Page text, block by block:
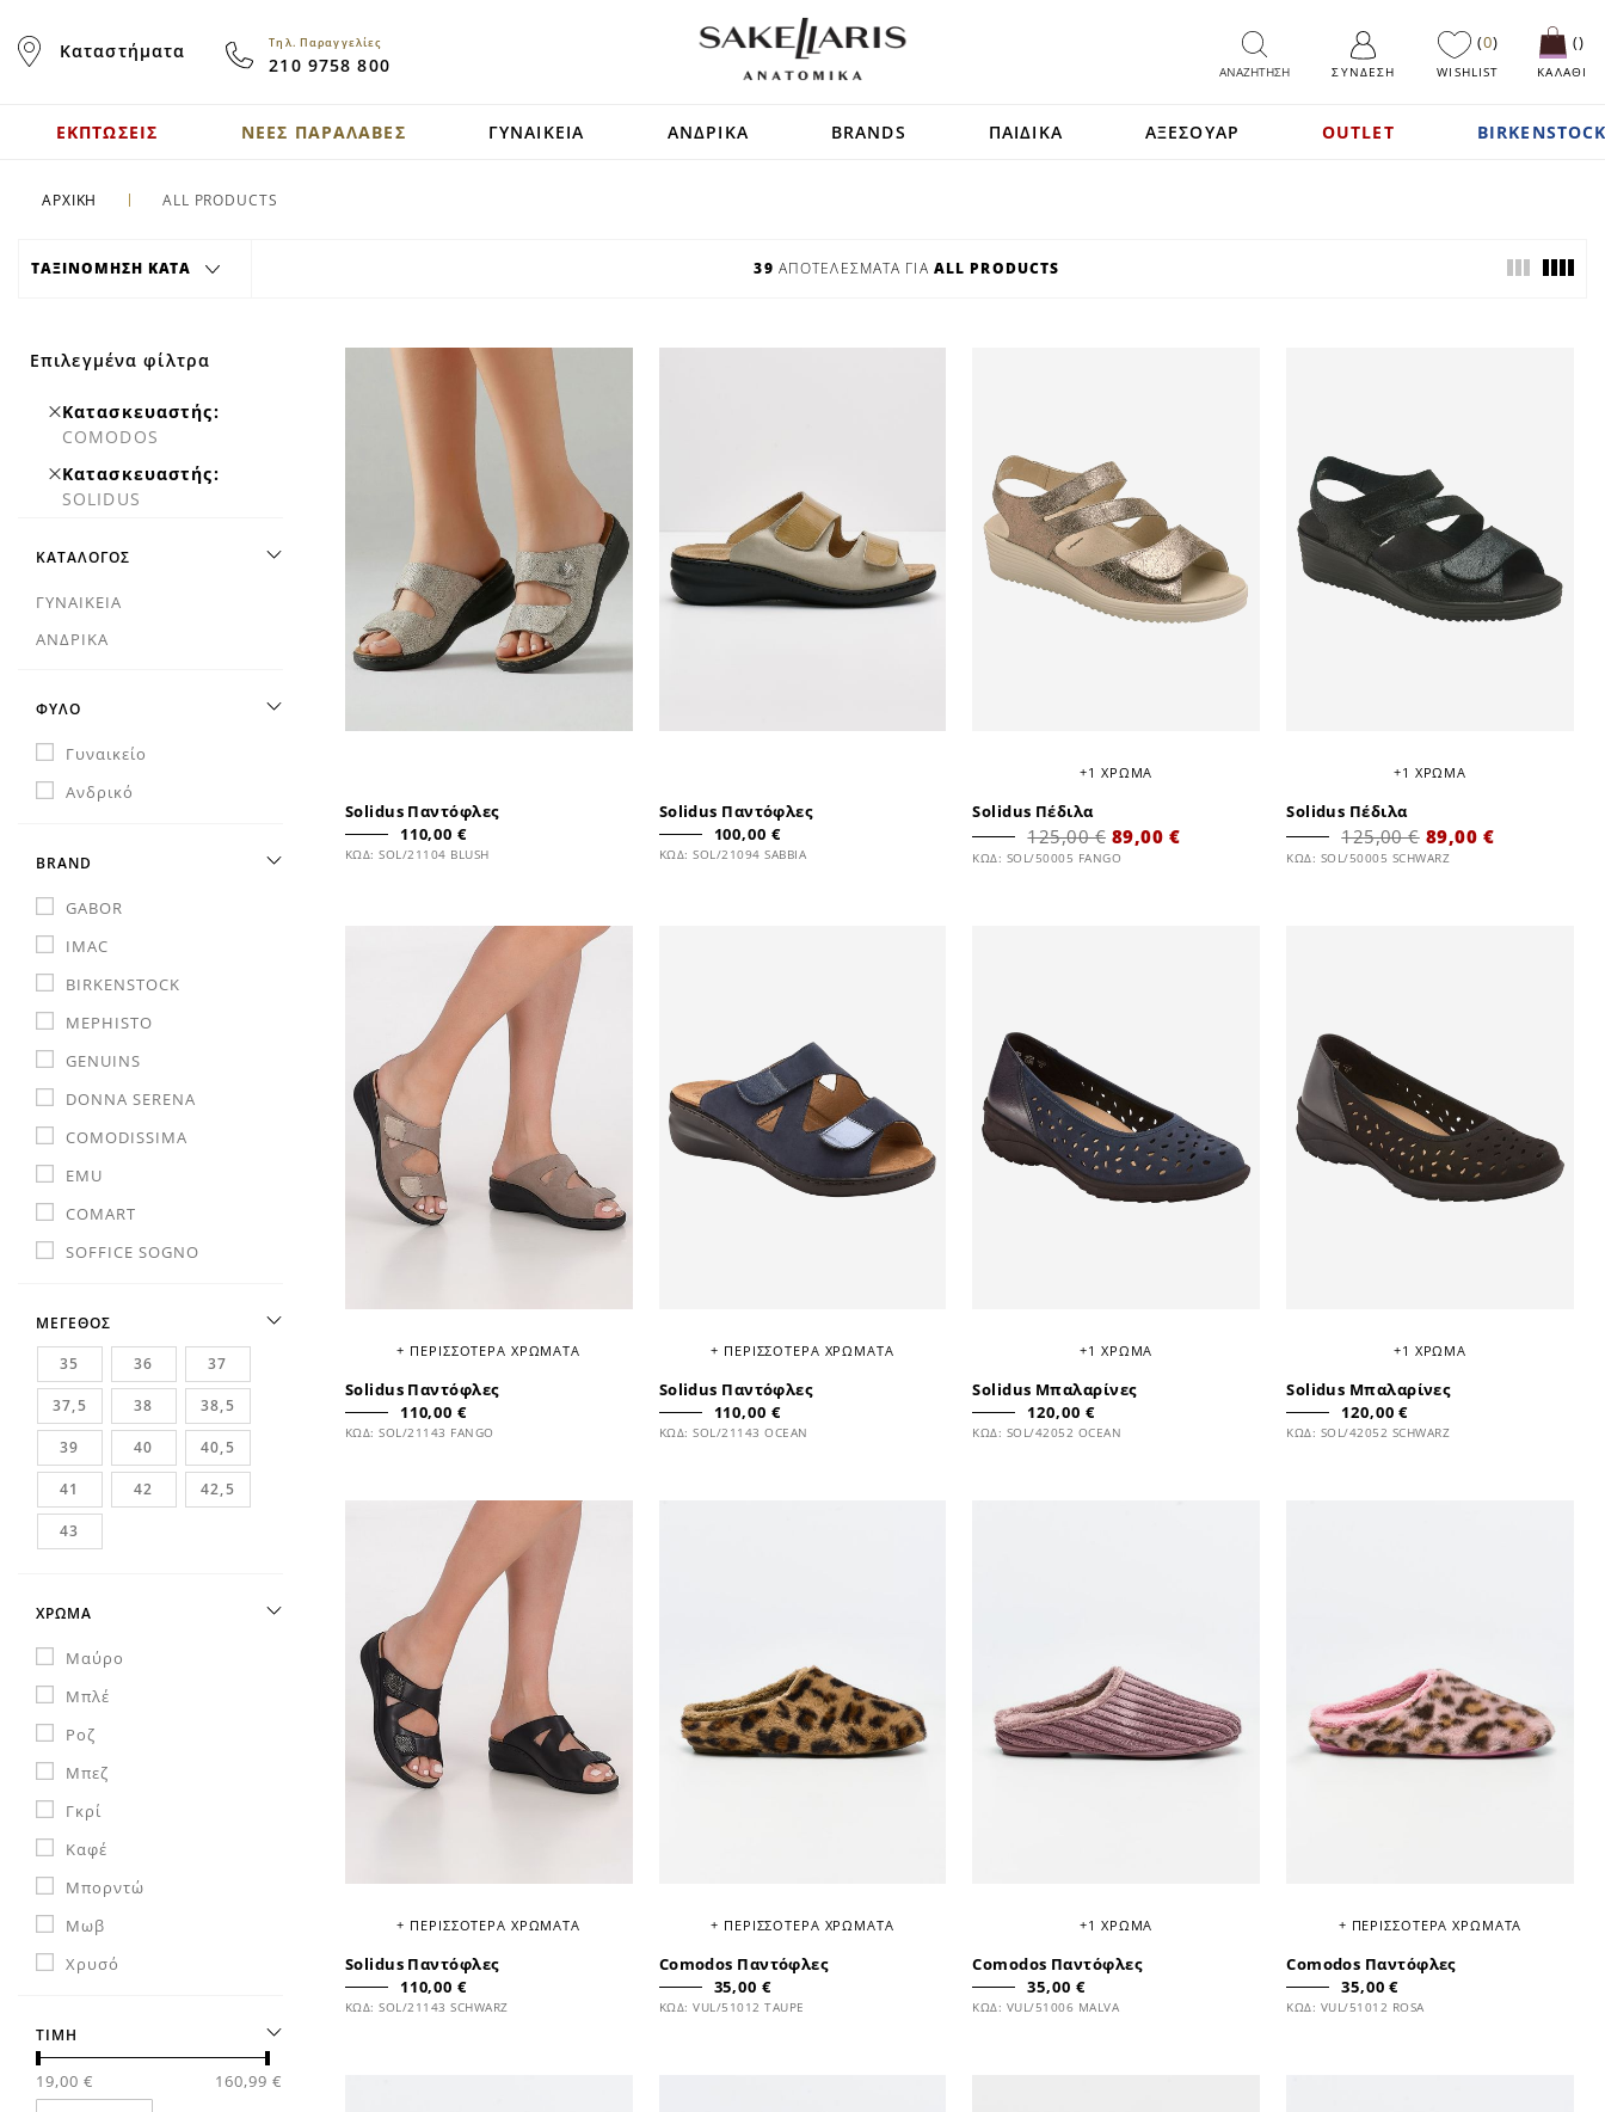
ContentΚαταστήματα Τηλ. Παραγγελίες
210 9758 800 ΑΝΑΖΗΤΗΣΗ ΣΎΝΔΕΣΗ
0
WISHLIST ΚΑΛΑΘΙ
ΕΚΠΤΩΣΕΙΣ ΝΕΕΣ ΠΑΡΑΛΑΒΕΣ ΓΥΝΑΙΚΕΙΑ ΑΝΔΡΙΚΑ BRANDS ΠΑΙΔΙΚΑ ΑΞΕΣΟΥΑΡ OUTLET
ΑΡΧΙΚΗ ALL PRODUCTS
39 ΑΠΟΤΕΛΕΣΜΑΤΑ ΓΙΑ ALL PRODUCTS
ΤΑΞΙΝΟΜΗΣΗ ΚΑΤΑ
Solidus Παντόφλες
110,00 €
ΚΩΔ: SOL/21104 BLUSH
Solidus Παντόφλες
100,00 €
ΚΩΔ: SOL/21094 SABBIA
+1 ΧΡΩΜΑ
Solidus Πέδιλα
89,00 €
125,00 €
ΚΩΔ: SOL/50005 FANGO
+1 ΧΡΩΜΑ
Solidus Πέδιλα
89,00 €
125,00 €
ΚΩΔ: SOL/50005 SCHWARZ
+ ΠΕΡΙΣΣΟΤΕΡΑ ΧΡΩΜΑΤΑ
Solidus Παντόφλες
110,00 €
ΚΩΔ: SOL/21143 FANGO
+ ΠΕΡΙΣΣΟΤΕΡΑ ΧΡΩΜΑΤΑ
Solidus Παντόφλες
110,00 €
ΚΩΔ: SOL/21143 OCEAN
+1 ΧΡΩΜΑ
Solidus Μπαλαρίνες
120,00 €
ΚΩΔ: SOL/42052 OCEAN
+1 ΧΡΩΜΑ
Solidus Μπαλαρίνες
120,00 €
ΚΩΔ: SOL/42052 SCHWARZ
+ ΠΕΡΙΣΣΟΤΕΡΑ ΧΡΩΜΑΤΑ
Solidus Παντόφλες
110,00 €
ΚΩΔ: SOL/21143 SCHWARZ
+ ΠΕΡΙΣΣΟΤΕΡΑ ΧΡΩΜΑΤΑ
Comodos Παντόφλες
35,00 €
ΚΩΔ: VUL/51012 TAUPE
+1 ΧΡΩΜΑ
Comodos Παντόφλες
35,00 €
ΚΩΔ: VUL/51006 MALVA
+ ΠΕΡΙΣΣΟΤΕΡΑ ΧΡΩΜΑΤΑ
Comodos Παντόφλες
35,00 €
ΚΩΔ: VUL/51012 ROSA
Επιλεγμένα φίλτρα
Κατασκευαστής
COMODOS
Remove
This
Κατασκευαστής
SOLIDUS
Remove
This
ΚΑΤΑΛΟΓΟΣ
ΓΥΝΑΙΚΕΙΑ
ΑΝΔΡΙΚΑ
ΦΥΛΟ
Γυναικείο
Ανδρικό
BRAND
GABOR
IMAC
BIRKENSTOCK
MEPHISTO
GENUINS
DONNA SERENA
COMODISSIMA
EMU
COMART
SOFFICE SOGNO
MBT
PIUS GABOR
SUN&FUN
4CCCCEES
COMODOS
MUSELLA
VITULLI
MARTINA
DAngela
PAPILLIO
REPO
FERDINANDO
SVORTO
CLAUDIA GHIZZANI
LODI
ΜΕΓΕΘΟΣ
35
36 37
37,5 38 38,5
39 40 40,5
41 42 42,5
43
ΧΡΩΜΑ
Μαύρο
Μπλέ
Ροζ
Μπεζ
Γκρί
Καφέ
Μπορντώ
Μωβ
Χρυσό
ΤΙΜΗ
19,00 € 160,99 €